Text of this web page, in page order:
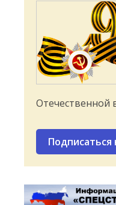
Отечественной
Подписаться